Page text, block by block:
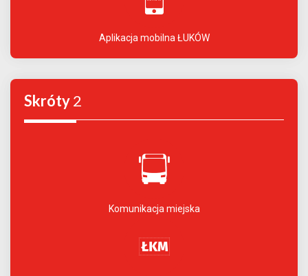
Aplikacja mobilna ŁUKÓW
Skróty2
Komunikacja miejska